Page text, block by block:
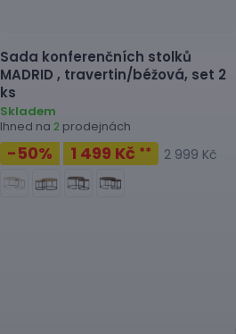
Sada konferenčních stolků
MADRID , travertin/béžová, set 2
ks
Skladem
Ihned na 2 prodejnách
-50% 1 499 Kč ** 2 999 Kč